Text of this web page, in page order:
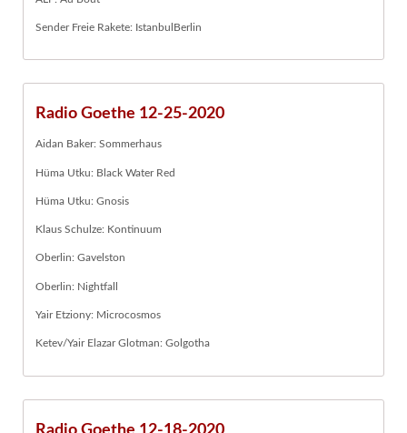
Sender Freie Rakete: IstanbulBerlin
Radio Goethe 12-25-2020
Aidan Baker: Sommerhaus
Hüma Utku: Black Water Red
Hüma Utku: Gnosis
Klaus Schulze: Kontinuum
Oberlin: Gavelston
Oberlin: Nightfall
Yair Etziony: Microcosmos
Ketev/Yair Elazar Glotman: Golgotha
Radio Goethe 12-18-2020